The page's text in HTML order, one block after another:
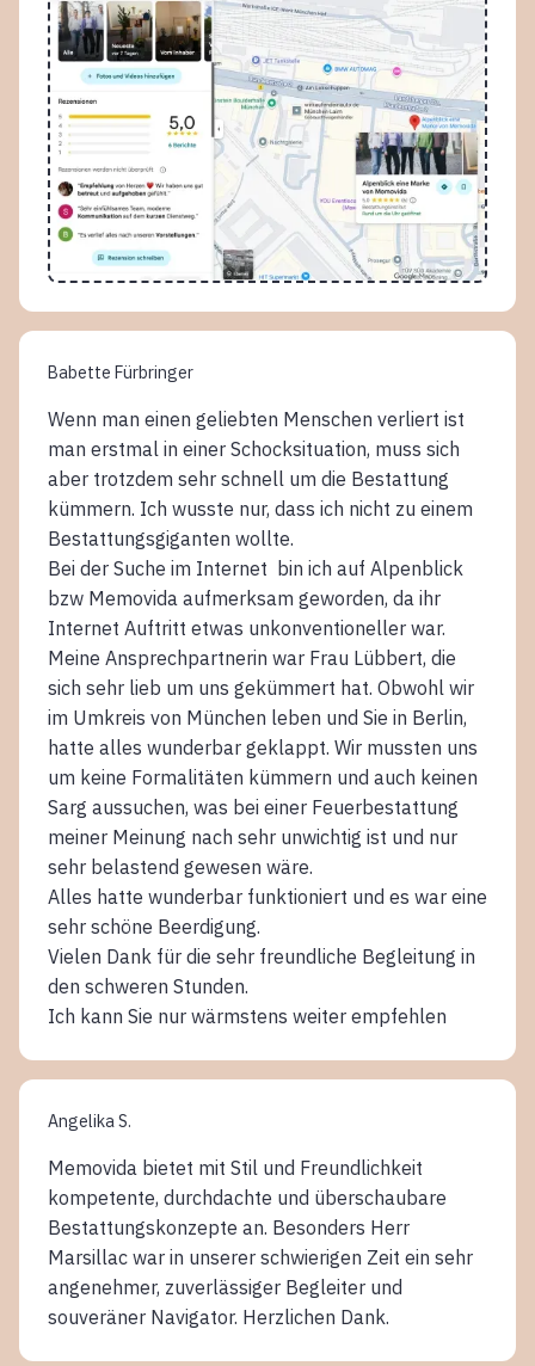
Babette Fürbringer
Wenn man einen geliebten Menschen verliert ist
man erstmal in einer Schocksituation, muss sich
aber trotzdem sehr schnell um die Bestattung
kümmern. Ich wusste nur, dass ich nicht zu einem
Bestattungsgiganten wollte.
Bei der Suche im Internet bin ich auf Alpenblick
bzw Memovida aufmerksam geworden, da ihr
Internet Auftritt etwas unkonventioneller war.
Meine Ansprechpartnerin war Frau Lübbert, die
sich sehr lieb um uns gekümmert hat. Obwohl wir
im Umkreis von München leben und Sie in Berlin,
hatte alles wunderbar geklappt. Wir mussten uns
um keine Formalitäten kümmern und auch keinen
Sarg aussuchen, was bei einer Feuerbestattung
meiner Meinung nach sehr unwichtig ist und nur
sehr belastend gewesen wäre.
Alles hatte wunderbar funktioniert und es war eine
sehr schöne Beerdigung.
Vielen Dank für die sehr freundliche Begleitung in
den schweren Stunden.
Ich kann Sie nur wärmstens weiter empfehlen
Angelika S.
Memovida bietet mit Stil und Freundlichkeit
kompetente, durchdachte und überschaubare
Bestattungskonzepte an. Besonders Herr
Marsillac war in unserer schwierigen Zeit ein sehr
angenehmer, zuverlässiger Begleiter und
souveräner Navigator. Herzlichen Dank.